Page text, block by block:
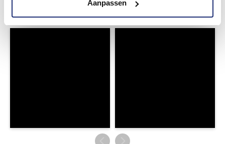
Aanpassen
badkamerstijlen. Doe je mee?